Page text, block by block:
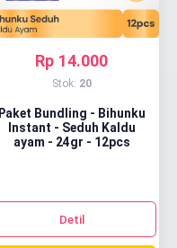
Rp 14.000
Stok: 20
Paket Bundling - Bihunku
Instant - Seduh Kaldu
ayam - 24gr - 12pcs
Detil